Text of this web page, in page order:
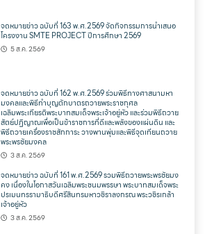
จดหมายข่าว ฉบับที่ 163 พ.ศ.2569 จัดกิจกรรมการนำเสนอ
โครงงาน SMTE PROJECT ปีการศึกษา 2569
5 ส.ค. 2569
จดหมายข่าว ฉบับที่ 162 พ.ศ.2569 ร่วมพิธีทางศาสนามหา
มงคลและพิธีทำบุญตักบาตรถวายพระราชกุศล
เฉลิมพระเกียรติพระบาทสมเด็จพระเจ้าอยู่หัว และร่วมพิธีถวาย
สัตย์ปฏิญาณเพื่อเป็นข้าราชการที่ดีและพลังของแผ่นดิน และ
พิธีถวายเครื่องราชสักการะ วางพานพุ่มและพิธีจุดเทียนถวาย
พระพรชัยมงคล
3 ส.ค. 2569
จดหมายข่าว ฉบับที่ 161 พ.ศ.2569 รวมพิธีถวายพระพรชัยมง
คง เนื่องในโอกาสวันเฉลิมพระชนมพรรษา พระบาทสมเด็จพระ
ปรเมนทรรามาธิบดีศรีสินทรมหาวชิราลงกรณ พระวชิรเกล้า
เจ้าอยู่หัว
3 ส.ค. 2569